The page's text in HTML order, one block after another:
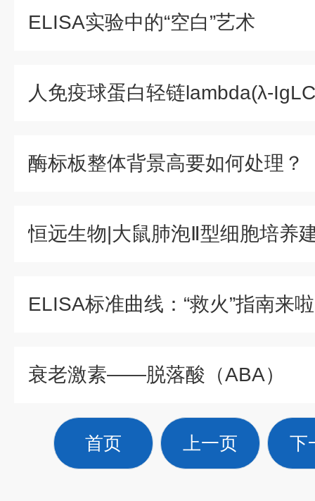
ELISA实验中的“空白”艺术
酶标板整体背景高要如何处理？
恒远生物|大鼠肺泡Ⅱ型细胞培养
ELISA标准曲线：“救火”指南来
衰老激素——脱落酸（ABA）
首页 上一页 下